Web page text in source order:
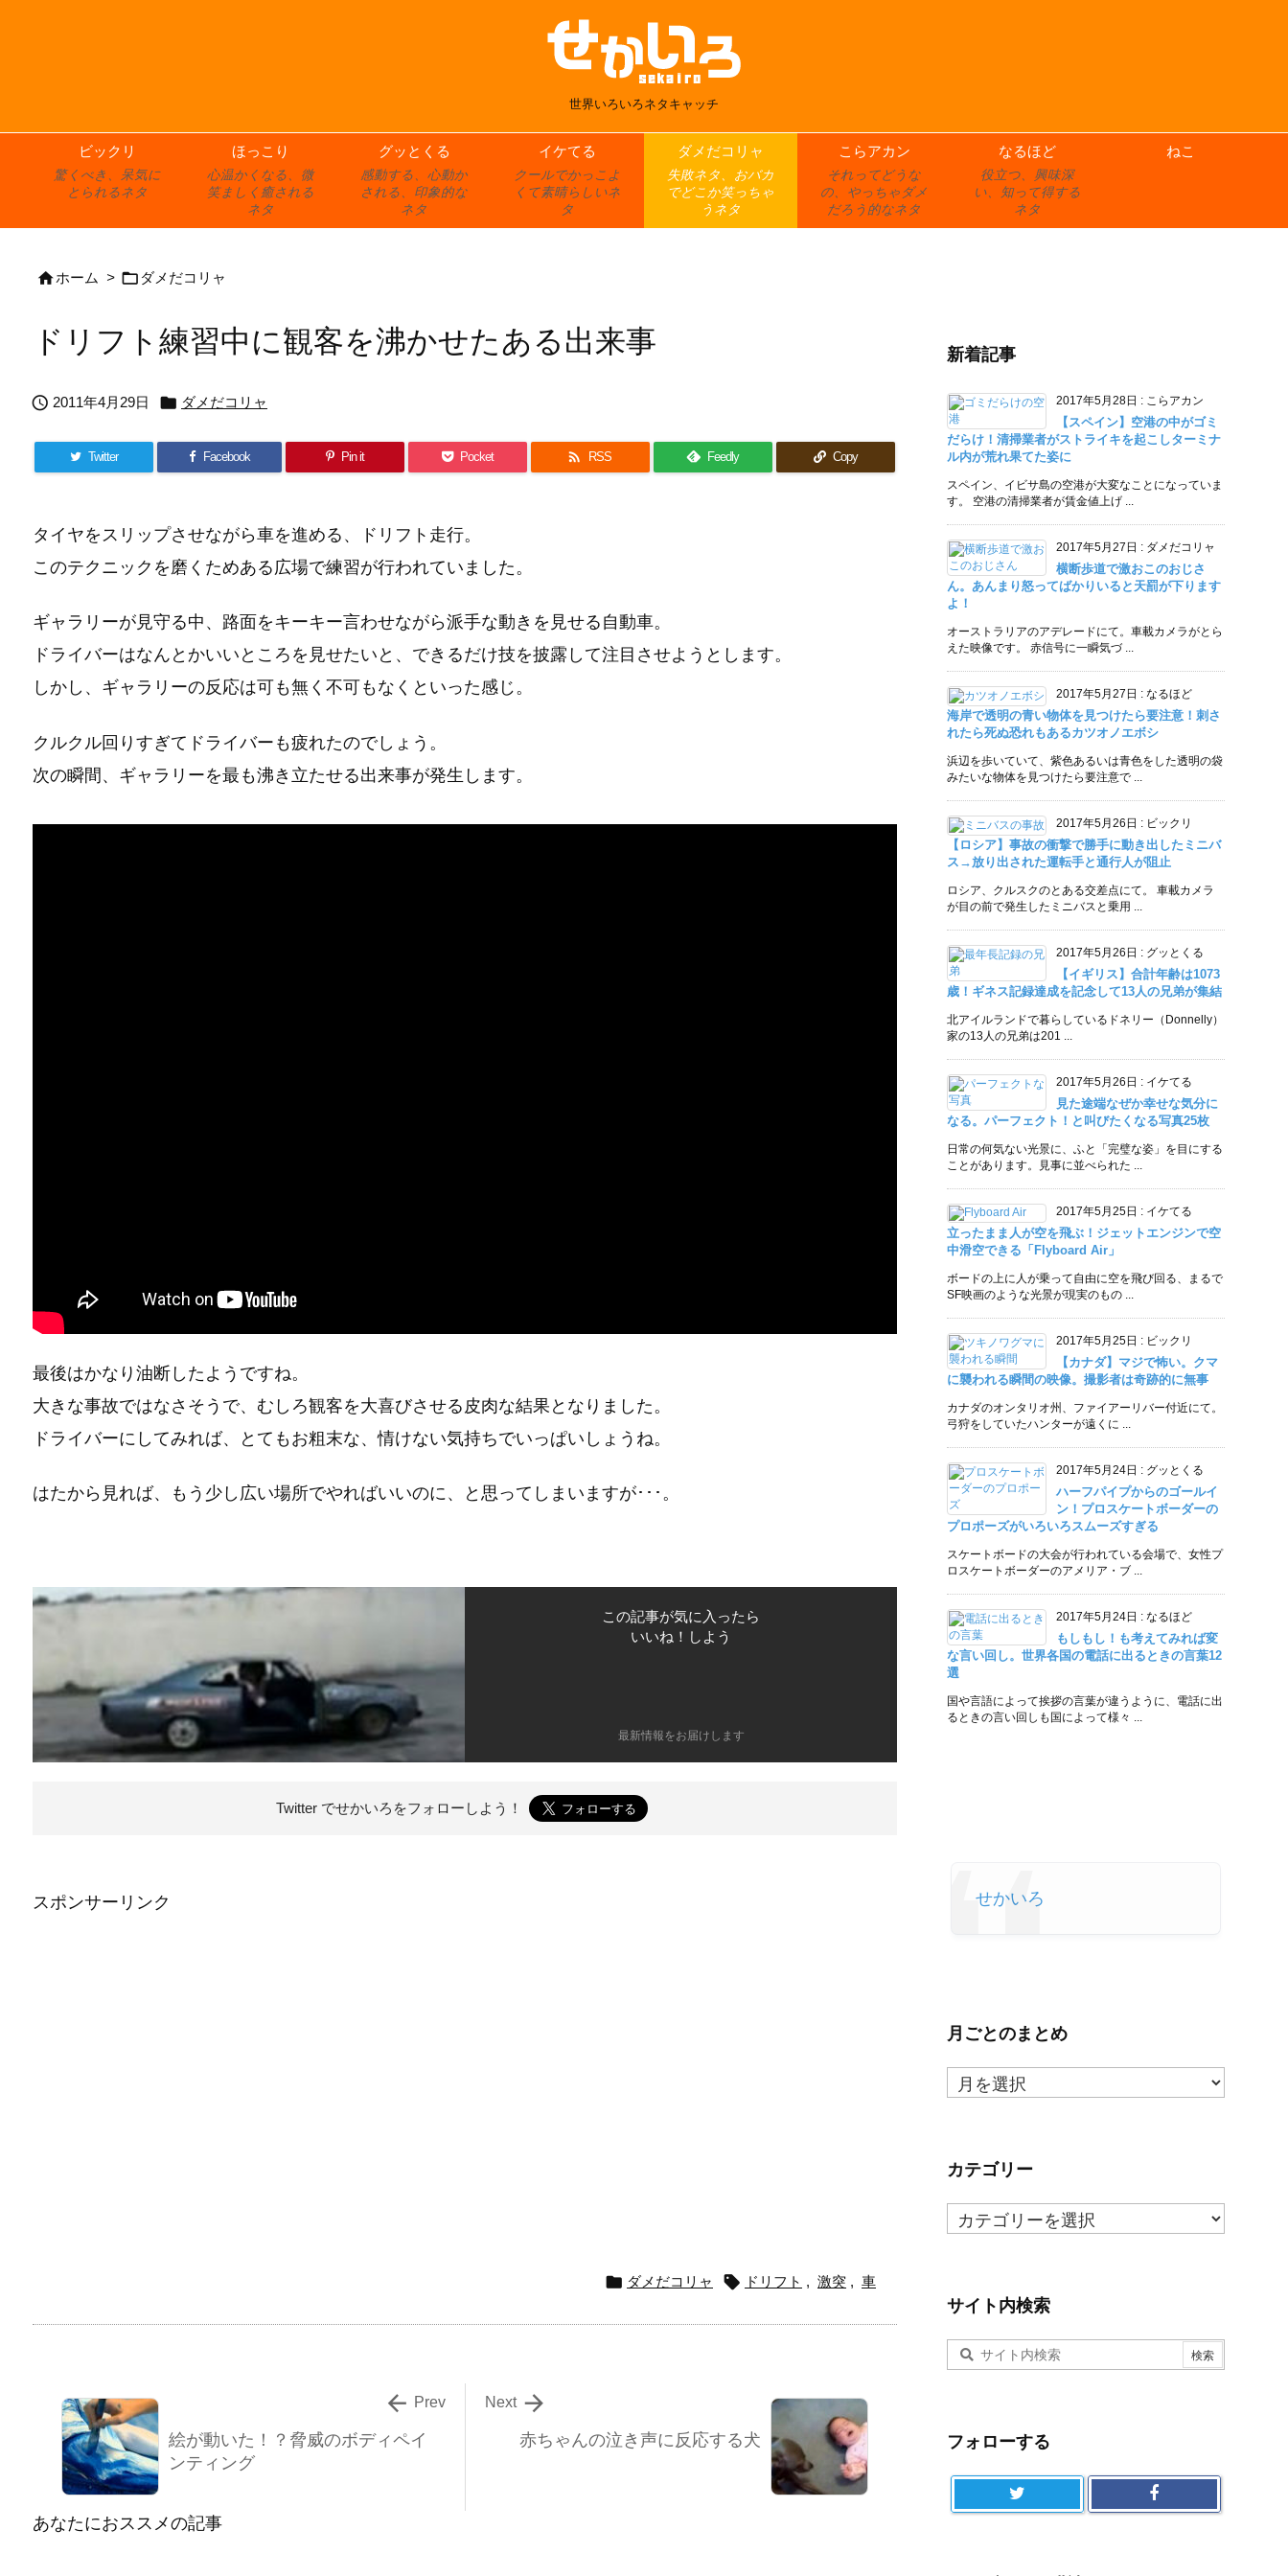
世界いろいろネタキャッチ
ビックリ
驚くべき、呆気に
とられるネタ
ほっこり
心温かくなる、微
笑ましく癒される
ネタ
グッとくる
感動する、心動か
される、印象的な
ネタ
イケてる
クールでかっこよ
くて素晴らしいネ
タ
ダメだコリャ
失敗ネタ、おバカ
でどこか笑っちゃ
うネタ
こらアカン
それってどうな
の、やっちゃダメ
だろう的なネタ
なるほど
役立つ、興味深
い、知って得する
ネタ
ねこ
ホーム >  ダメだコリャ
ドリフト練習中に観客を沸かせたある出来事
 2011年4月29日  ダメだコリャ
Twitter Facebook Pin it Pocket  RSS Feedly Copy
タイヤをスリップさせながら車を進める、ドリフト走行。
このテクニックを磨くためある広場で練習が行われていました。
ギャラリーが見守る中、路面をキーキー言わせながら派手な動きを見せる自動車。
ドライバーはなんとかいいところを見せたいと、できるだけ技を披露して注目させようとします。
しかし、ギャラリーの反応は可も無く不可もなくといった感じ。
クルクル回りすぎてドライバーも疲れたのでしょう。
次の瞬間、ギャラリーを最も沸き立たせる出来事が発生します。
最後はかなり油断したようですね。
大きな事故ではなさそうで、むしろ観客を大喜びさせる皮肉な結果となりました。
ドライバーにしてみれば、とてもお粗末な、情けない気持ちでいっぱいしょうね。
はたから見れば、もう少し広い場所でやればいいのに、と思ってしまいますが･･･。
この記事が気に入ったら
いいね！しよう
最新情報をお届けします
Twitter でせかいろをフォローしよう！
スポンサーリンク
 ダメだコリャ  ドリフト , 激突 , 車
赤ちゃんの泣き声に反応する犬

Next
絵が動いた！？脅威のボディペイ
ンティング
 Prev
あなたにおススメの記事
新着記事
2017年5月28日 : こらアカン
【スペイン】空港の中がゴミ
だらけ！清掃業者がストライキを起こしターミナ
ル内が荒れ果てた姿に
スペイン、イビサ島の空港が大変なことになっていま
す。 空港の清掃業者が賃金値上げ ...
2017年5月27日 : ダメだコリャ
横断歩道で激おこのおじさ
ん。あんまり怒ってばかりいると天罰が下ります
よ！
オーストラリアのアデレードにて。車載カメラがとら
えた映像です。 赤信号に一瞬気づ ...
2017年5月27日 : なるほど
海岸で透明の青い物体を見つけたら要注意！刺さ
れたら死ぬ恐れもあるカツオノエボシ
浜辺を歩いていて、紫色あるいは青色をした透明の袋
みたいな物体を見つけたら要注意で ...
2017年5月26日 : ビックリ
【ロシア】事故の衝撃で勝手に動き出したミニバ
ス→放り出された運転手と通行人が阻止
ロシア、クルスクのとある交差点にて。 車載カメラ
が目の前で発生したミニバスと乗用 ...
2017年5月26日 : グッとくる
【イギリス】合計年齢は1073
歳！ギネス記録達成を記念して13人の兄弟が集結
北アイルランドで暮らしているドネリー（Donnelly）
家の13人の兄弟は201 ...
2017年5月26日 : イケてる
見た途端なぜか幸せな気分に
なる。パーフェクト！と叫びたくなる写真25枚
日常の何気ない光景に、ふと「完璧な姿」を目にする
ことがあります。見事に並べられた ...
2017年5月25日 : イケてる
立ったまま人が空を飛ぶ！ジェットエンジンで空
中滑空できる「Flyboard Air」
ボードの上に人が乗って自由に空を飛び回る、まるで
SF映画のような光景が現実のもの ...
2017年5月25日 : ビックリ
【カナダ】マジで怖い。クマ
に襲われる瞬間の映像。撮影者は奇跡的に無事
カナダのオンタリオ州、ファイアーリバー付近にて。
弓狩をしていたハンターが遠くに ...
2017年5月24日 : グッとくる
ハーフパイプからのゴールイ
ン！プロスケートボーダーの
プロポーズがいろいろスムーズすぎる
スケートボードの大会が行われている会場で、女性プ
ロスケートボーダーのアメリア・ブ ...
2017年5月24日 : なるほど
もしもし！も考えてみれば変
な言い回し。世界各国の電話に出るときの言葉12
選
国や言語によって挨拶の言葉が違うように、電話に出
るときの言い回しも国によって様々 ...
せかいろ
月ごとのまとめ
月
ご
ま
め
カテゴリー
カ
テ
ー
サイト内検索
フォローする